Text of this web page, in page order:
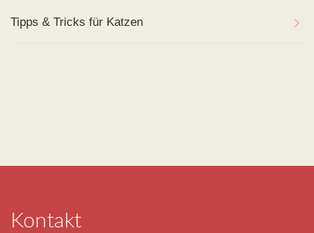
Tipps & Tricks für Katzen
Kontakt